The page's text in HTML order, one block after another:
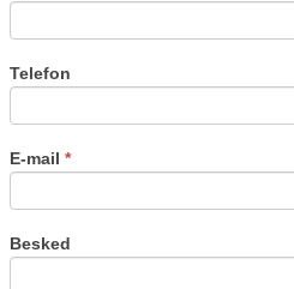
Telefon
E-mail *
Besked